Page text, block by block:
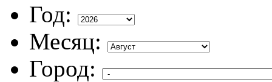
Год:
Месяц:
Город: